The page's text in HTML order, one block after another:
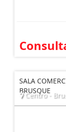
SALA
BRUSQUE
Centro -